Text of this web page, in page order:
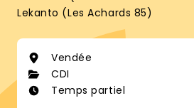
Lekanto (Les Achards 85)
Vendée
CDI
Temps partiel